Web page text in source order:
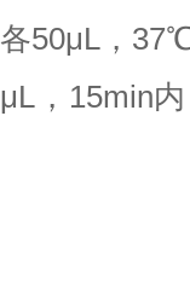
50μL，
，15min